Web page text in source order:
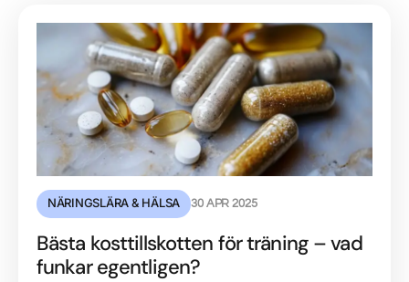
NÄRINGSLÄRA & HÄLSA 30 APR 2025
Bästa kosttillskotten för träning – vad
funkar egentligen?